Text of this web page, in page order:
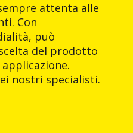
attenta alle
Con
può
del prodotto
nostri specialisti.